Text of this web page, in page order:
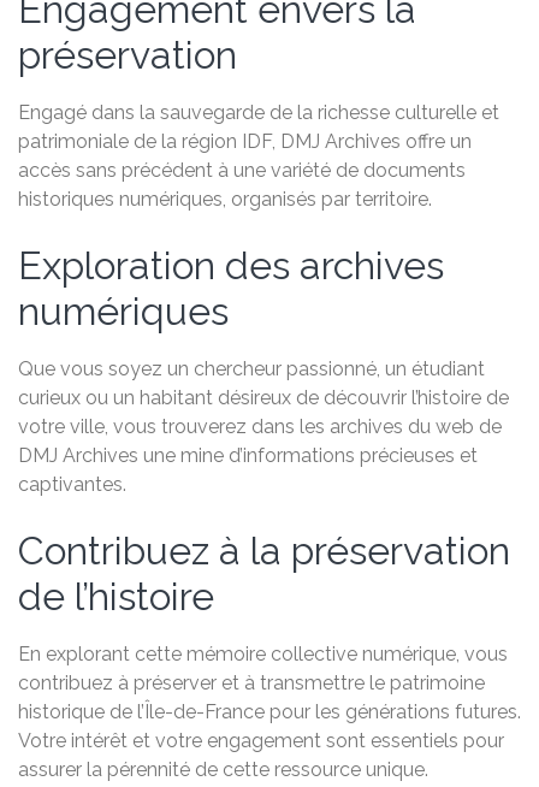
préservation
Engagé dans la sauvegarde de la richesse culturelle et
patrimoniale de la région IDF, DMJ Archives offre un
accès sans précédent à une variété de documents
historiques numériques, organisés par territoire.
Exploration des archives
numériques
Que vous soyez un chercheur passionné, un étudiant
curieux ou un habitant désireux de découvrir l’histoire de
votre ville, vous trouverez dans les archives du web de
DMJ Archives une mine d’informations précieuses et
captivantes.
Contribuez à la préservation
de l’histoire
En explorant cette mémoire collective numérique, vous
contribuez à préserver et à transmettre le patrimoine
historique de l’Île-de-France pour les générations futures.
Votre intérêt et votre engagement sont essentiels pour
assurer la pérennité de cette ressource unique.